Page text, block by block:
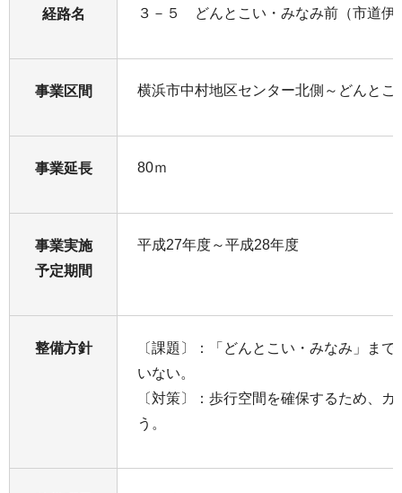
経路名 ３－５ どんとこい・みなみ前（市道伊
事業区間 横浜市中村地区センター北側～どんとこ
事業延長 80ｍ
事業実施
予定期間
平成27年度～平成28年度
整備方針
〔課題〕：「どんとこい・みなみ」ま
いない。
〔対策〕：歩行空間を確保するため、
う。